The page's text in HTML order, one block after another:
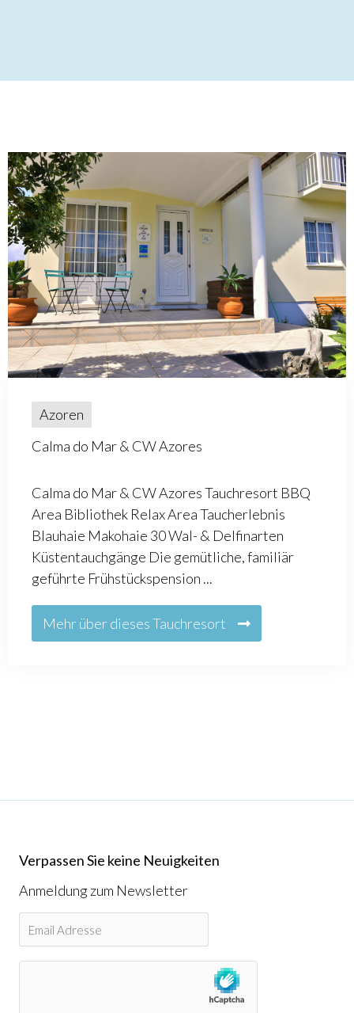
Azoren
Calma do Mar & CW Azores
Calma do Mar & CW Azores Tauchresort BBQ
Area Bibliothek Relax Area Taucherlebnis
Blauhaie Makohaie 30 Wal- & Delfinarten
Küstentauchgänge Die gemütliche, familiär
geführte Frühstückspension ...
Mehr über dieses Tauchresort
Verpassen Sie keine Neuigkeiten
Anmeldung zum Newsletter